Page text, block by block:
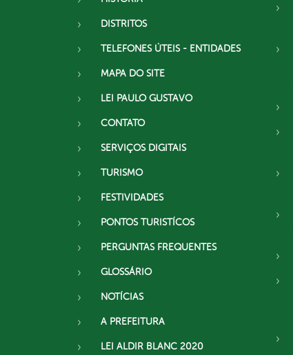
DISTRITOS
TELEFONES ÚTEIS - ENTIDADES
MAPA DO SITE
LEI PAULO GUSTAVO
CONTATO
SERVIÇOS DIGITAIS
TURISMO
FESTIVIDADES
PONTOS TURISTÍCOS
PERGUNTAS FREQUENTES
GLOSSÁRIO
NOTÍCIAS
A PREFEITURA
LEI ALDIR BLANC 2020